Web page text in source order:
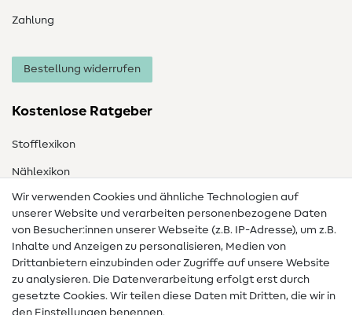
Zahlung
Bestellung widerrufen
Kostenlose Ratgeber
Stofflexikon
Nählexikon
Nähanleitungen
Hilfe & Kontakt
Kontakt
Infos zum Betreiberwechsel
Wir verwenden Cookies und ähnliche Technologien auf
unserer Website und verarbeiten personenbezogene Daten
von Besucher:innen unserer Webseite (z.B. IP-Adresse), um z.B.
Inhalte und Anzeigen zu personalisieren, Medien von
Drittanbietern einzubinden oder Zugriffe auf unsere Website
zu analysieren. Die Datenverarbeitung erfolgt erst durch
gesetzte Cookies. Wir teilen diese Daten mit Dritten, die wir in
den Einstellungen benennen.